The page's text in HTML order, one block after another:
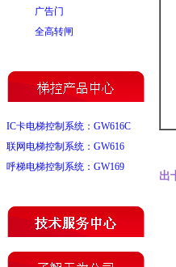
广告门
全高转闸
IC卡电梯控制系统：GW616C
联网电梯控制系统：GW616
呼梯电梯控制系统：GW169
出